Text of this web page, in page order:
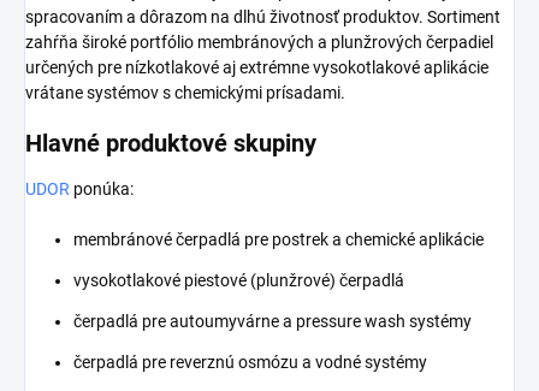
spracovaním a dôrazom na dlhú životnosť produktov. Sortiment
zahŕňa široké portfólio membránových a plunžrových čerpadiel
určených pre nízkotlakové aj extrémne vysokotlakové aplikácie
vrátane systémov s chemickými prísadami.
Hlavné produktové skupiny
UDOR ponúka:
membránové čerpadlá pre postrek a chemické aplikácie
vysokotlakové piestové (plunžrové) čerpadlá
čerpadlá pre autoumyvárne a pressure wash systémy
čerpadlá pre reverznú osmózu a vodné systémy